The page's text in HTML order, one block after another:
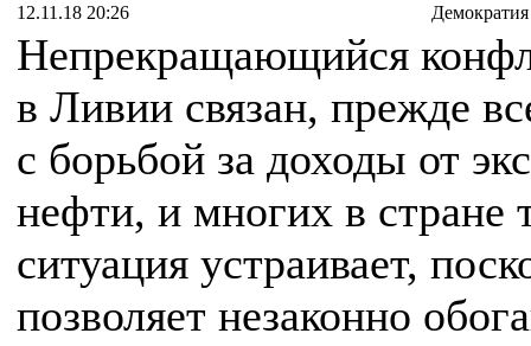
12.11.18 20:26
Непрекращающийся
в Ливии связан, прежде
с борьбой за доходы от
нефти, и многих в стране
ситуация устраивает,
позволяет незаконно